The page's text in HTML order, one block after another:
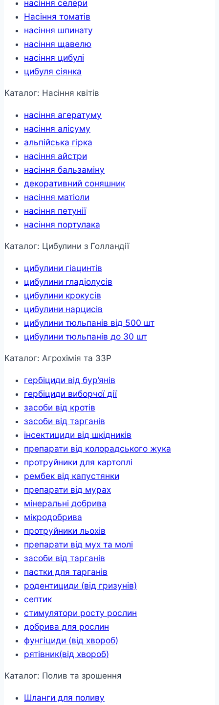
насіння селери
Насіння томатів
насіння шпинату
насіння щавелю
насіння цибулі
цибуля сіянка
Каталог: Насіння квітів
насіння агератуму
насіння алісуму
альпійська гірка
насіння айстри
насіння бальзаміну
декоративний соняшник
насіння матіоли
насіння петунії
насіння портулака
Каталог: Цибулини з Голландії
цибулини гіацинтів
цибулини гладіолусів
цибулини крокусів
цибулини нарцисів
цибулини тюльпанів від 500 шт
цибулини тюльпанів до 30 шт
Каталог: Агрохімія та ЗЗР
гербіциди від бур’янів
гербіциди виборчої дії
засоби від кротів
засоби від тарганів
інсектициди від шкідників
препарати від колорадського жука
протруйники для картоплі
рембек від капустянки
препарати від мурах
мінеральні добрива
мікродобрива
протруйники льохів
препарати від мух та молі
засоби від тарганів
пастки для тарганів
родентициди (від гризунів)
септик
стимулятори росту рослин
добрива для рослин
фунгіциди (від хвороб)
рятівник(від хвороб)
Каталог: Полив та зрошення
Шланги для поливу